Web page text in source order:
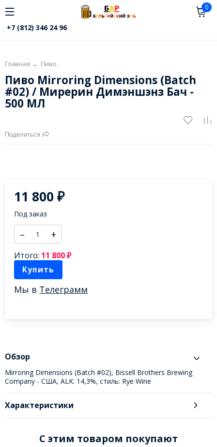
0
+7 (812) 346 24 96
Главная → Пиво
Пиво Mirroring Dimensions (Batch
#02) / Мирерин Димэншэнз Бач -
500 МЛ
Поделиться
11 800₽
Под заказ
– +
Итого: 11 800₽
Купить
Мы в Телеграмм
Обзор
Mirroring Dimensions (Batch #02), Bissell Brothers Brewing
Company - США, ALK: 14,3%, стиль: Rye Wine
Характеристики
C этим товаром покупают